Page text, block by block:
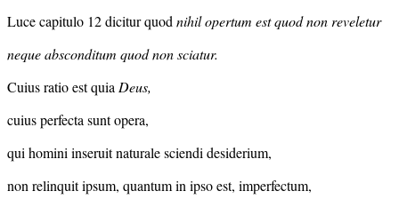
Luce capitulo 12 dicitur quod nihil opertum est quod non reveletur
neque absconditum quod non sciatur.
Cuius ratio est quia Deus,
cuius perfecta sunt opera,
qui homini inseruit naturale sciendi desiderium,
non relinquit ipsum, quantum in ipso est, imperfectum,